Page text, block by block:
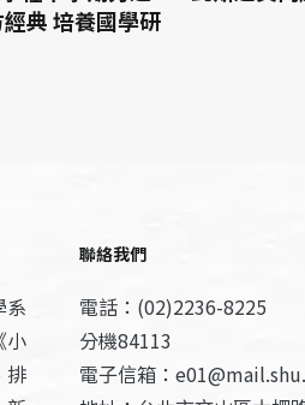
典 培養國學研
系
小
排
聯絡我們
電話：(02)2236-8225
分機84113
電子信箱：